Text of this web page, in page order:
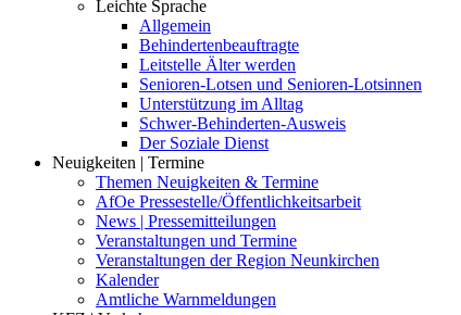
Leichte Sprache
Allgemein
Behindertenbeauftragte
Leitstelle Älter werden
Senioren-Lotsen und Senioren-Lotsinnen
Unterstützung im Alltag
Schwer-Behinderten-Ausweis
Der Soziale Dienst
Neuigkeiten | Termine
Themen Neuigkeiten & Termine
AfOe Pressestelle/Öffentlichkeitsarbeit
News | Pressemitteilungen
Veranstaltungen und Termine
Veranstaltungen der Region Neunkirchen
Kalender
Amtliche Warnmeldungen